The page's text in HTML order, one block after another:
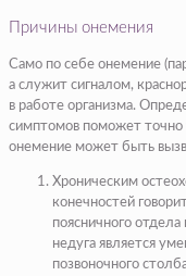
Причины онемения
Само по себе онемение
а служит сигналом,
в работе организма.
симптомов поможет точно
онемение может быть
Хроническим
конечностей
поясничного
недуга является
позвоночного